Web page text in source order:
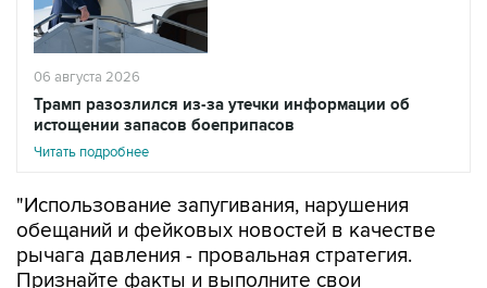
06 августа 2026
Трамп разозлился из-за утечки информации об
истощении запасов боеприпасов
Читать подробнее
"Использование запугивания, нарушения
обещаний и фейковых новостей в качестве
рычага давления - провальная стратегия.
Признайте факты и выполните свои